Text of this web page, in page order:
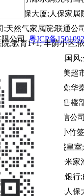
院;人保大厦;人保家
天然气家属院;联通公
;教育1+1; 丰荫小区;
馆;中兴建设;上上国
座;牛羊肉煮馍;惠美
食府;老潼关肉夹馍;
虎养车;华山小区售
行;电信营业厅;电信
家属院;晓波面馆;小竹
一处;惠园诊所;盛皇
轻颜;中国银行;老米
;路灯管理站;邮政银
宽座;财局家属院;人
限公司粤ICP备